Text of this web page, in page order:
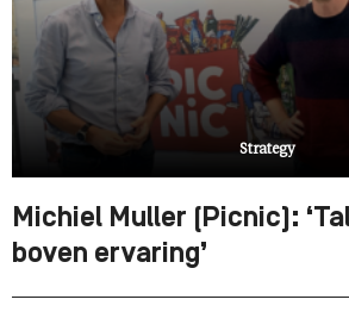
Strategy
Michiel Muller (Picnic):
boven ervaring’